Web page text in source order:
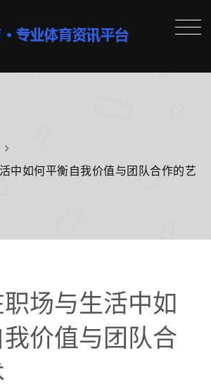
中如何平衡自我价值与团队合作的艺
场与生活中如
价值与团队合